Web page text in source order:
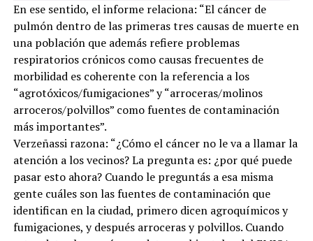
En ese sentido, el informe relaciona: “El cáncer de
pulmón dentro de las primeras tres causas de muerte en
una población que además refiere problemas
respiratorios crónicos como causas frecuentes de
morbilidad es coherente con la referencia a los
“agrotóxicos/fumigaciones” y “arroceras/molinos
arroceros/polvillos” como fuentes de contaminación
más importantes”.
Verzeñassi razona: “¿Cómo el cáncer no le va a llamar la
atención a los vecinos? La pregunta es: ¿por qué puede
pasar esto ahora? Cuando le preguntás a esa misma
gente cuáles son las fuentes de contaminación que
identifican en la ciudad, primero dicen agroquímicos y
fumigaciones, y después arroceras y polvillos. Cuando